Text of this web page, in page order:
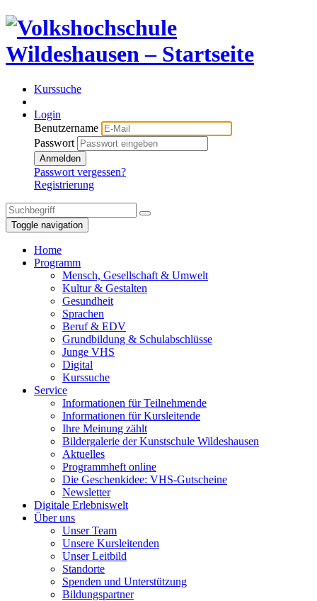
Kurssuche
Login
Benutzername
Passwort
Anmelden
Passwort vergessen?
Registrierung
Toggle navigation
Home
Programm
Mensch, Gesellschaft & Umwelt
Kultur & Gestalten
Gesundheit
Sprachen
Beruf & EDV
Grundbildung & Schulabschlüsse
Junge VHS
Digital
Kurssuche
Service
Informationen für Teilnehmende
Informationen für Kursleitende
Ihre Meinung zählt
Bildergalerie der Kunstschule Wildeshausen
Aktuelles
Programmheft online
Die Geschenkidee: VHS-Gutscheine
Newsletter
Digitale Erlebniswelt
Über uns
Unser Team
Unsere Kursleitenden
Unser Leitbild
Standorte
Spenden und Unterstützung
Bildungspartner